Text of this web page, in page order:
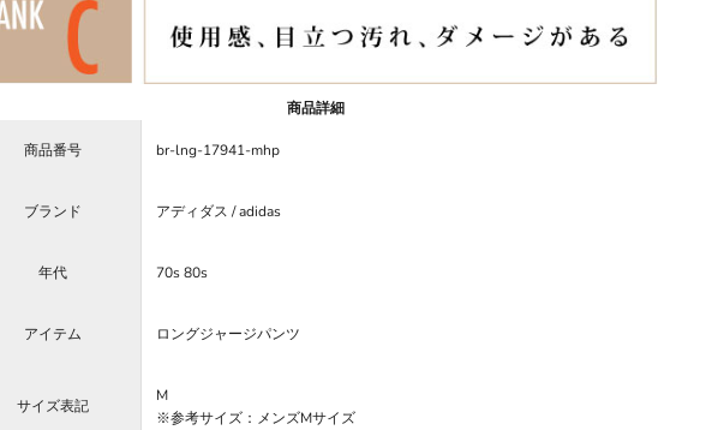
商品詳細
商品番号 br-lng-17941-mhp
ブランド アディダス / adidas
年代 70s 80s
アイテム ロングジャージパンツ
サイズ表記
M
※参考サイズ：メンズMサイズ